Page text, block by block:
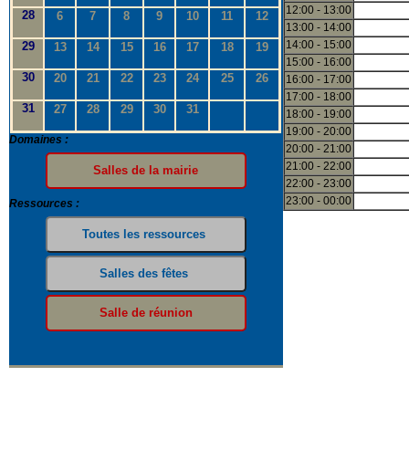
28 6 7 8 9 10 11 12
29 13 14 15 16 17 18 19
30 20 21 22 23 24 25 26
31 27 28 29 30 31
Domaines :
Ressources :
12:00 - 13:00
13:00 - 14:00
14:00 - 15:00
15:00 - 16:00
16:00 - 17:00
17:00 - 18:00
18:00 - 19:00
19:00 - 20:00
20:00 - 21:00
21:00 - 22:00
22:00 - 23:00
23:00 - 00:00